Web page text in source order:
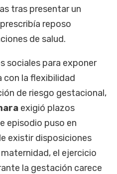
tras presentar un
reposo
de salud.
sociales para exponer
con la flexibilidad
de riesgo gestacional,
exigió plazos
episodio puso en
existir disposiciones
el ejercicio
la gestación carece